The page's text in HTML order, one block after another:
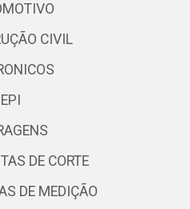
CIVIL
EPI
DE CORTE
DE MEDIÇÃO